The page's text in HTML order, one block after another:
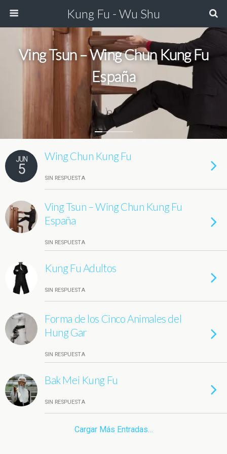
Kung Fu - Wu Shu
Ving Tsun – Wing Chun Kung Fu
España
JUN
5
Wing Chun Kung Fu
SIN RESPUESTA
Ving Tsun – Wing Chun Kung Fu
España
SIN RESPUESTA
Kung Fu Adultos
SIN RESPUESTA
Forma de los Cinco Animales del
Hung Gar
SIN RESPUESTA
Bak Mei Kung Fu
SIN RESPUESTA
Cargar Más Entradas…